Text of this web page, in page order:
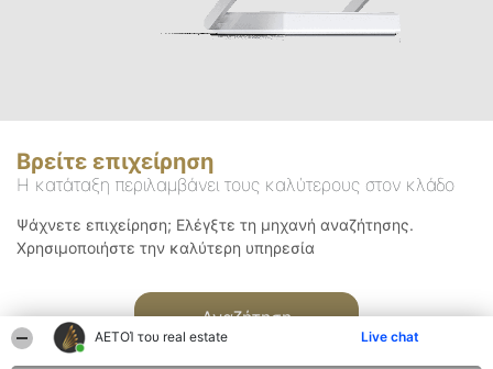
ΑΕΤΟΊ του real estate Live chat
Βρείτε επιχείρηση
Η κατάταξη περιλαμβάνει τους καλύτερους στον κλάδο
Ψάχνετε επιχείρηση; Ελέγξτε τη μηχανή αναζήτησης.
Χρησιμοποιήστε την καλύτερη υπηρεσία
Αναζήτηση